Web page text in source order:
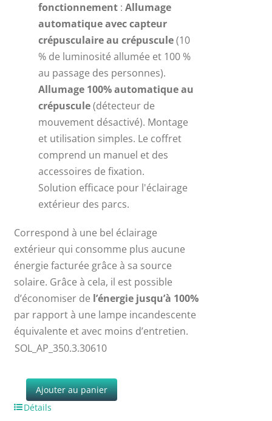
fonctionnement :Allumage
automatique avec capteur
crépusculaire au crépuscule(10
% de luminosité allumée et 100 %
au passage des personnes).
Allumage 100% automatique au
crépuscule(détecteur de
mouvement désactivé). Montage
et utilisation simples. Le coffret
comprend un manuel et des
accessoires de fixation.
Solution efficace pour l'éclairage
extérieur des parcs.
Correspond à une bel éclairage
extérieur qui consomme plus aucune
énergie facturée grâce à sa source
solaire. Grâce à cela, il est possible
d’économiser de l’énergie jusqu’à 100%
par rapport à une lampe incandescente
équivalente et avec moins d’entretien.
SOL_AP_350.3.30610
Ajouter au panier
Détails